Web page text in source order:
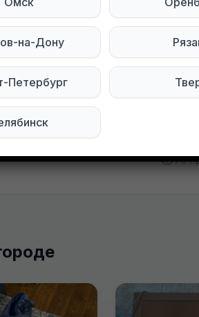
размера. Юность
сетях:
70
на-Дону
Петербург